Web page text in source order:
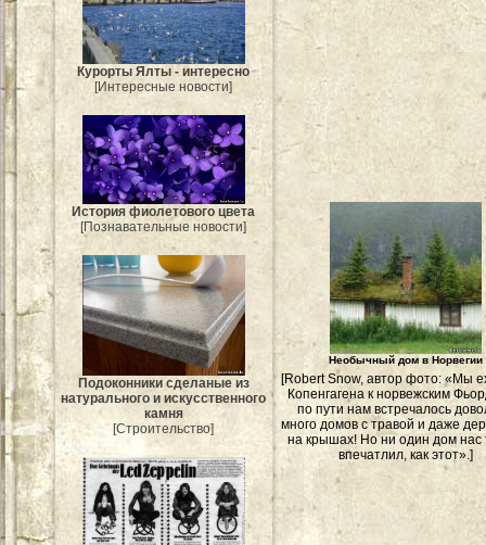
Курорты Ялты - интересно
[Интересные новости]
История фиолетового цвета
[Познавательные новости]
Подоконники сделаные из
натурального и искусственного
камня
[Строительство]
Необычный дом в Норвегии
[Robert Snow, автор фото: «Мы
Копенгагена к норвежским
по пути нам встречалось
много домов с травой и даже
на крышах! Но ни один дом нас
впечатлил, как этот».]